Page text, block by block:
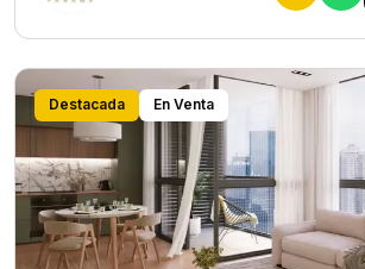
Destacada En Venta